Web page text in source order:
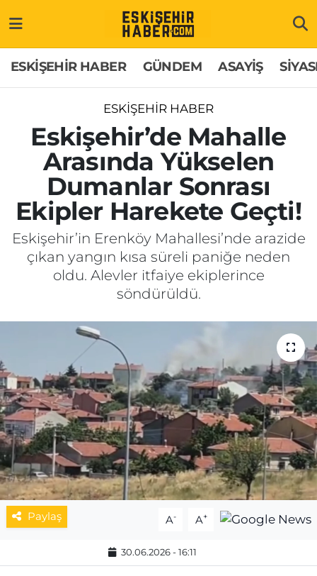
ESKİŞEHİR HABER GÜNDEM ASAYİŞ
ESKİŞEHİR HABER
Eskişehir’de Mahalle
Arasında Yükselen
Dumanlar Sonrası
Ekipler Harekete Geçti!
Eskişehir’in Erenköy Mahallesi’nde arazide
çıkan yangın kısa süreli paniğe neden
oldu. Alevler itfaiye ekiplerince
söndürüldü.
Paylaş A- A+
30.06.2026 - 16:11
GÜNDEM
ASAYİŞ
SİYASET
EKONOMİ
SAĞLIK
EĞİTİM
MAGAZİN
ESKİŞEHİRSPOR
Hakkımızda
İletişim
Künye
Odunpazarı Trafik Yoğunluk Haritası
Süper Lig Puan Durumu ve Fikstür
Tüm Manşetler
Son Dakika Haberleri
Haber Arşivi